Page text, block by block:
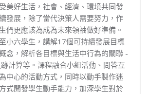
美好生活，社會、經濟、環境共同發
發展，除了當代決策人需要努力，作
們更應該為成為未來領袖做好準備。
小六學生，講解17個可持續發展目標
念，解析各目標與生活中行為的關聯 -
計算等。課程融合小組活動、問答互
中心的活動方式，同時以動手製作迷
式開發學生動手能力，加深學生對於